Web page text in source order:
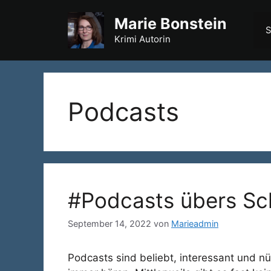
Marie Bonstein
Krimi Autorin
Podcasts
#Podcasts übers
September 14, 2022 von Marieadmin
Podcasts sind beliebt, interessant und